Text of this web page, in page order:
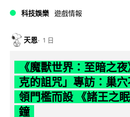
科技娛樂 遊戲情報
天恩 1 日
《魔獸世界：至暗之
克的詛咒」專訪：巢
領門檻而設 《諸王之
鐘